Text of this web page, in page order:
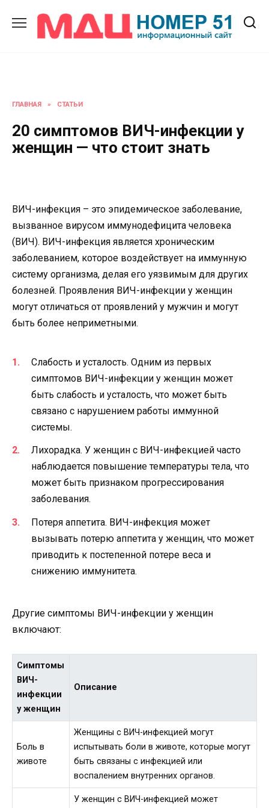
содержанию
ГЛАВНАЯ » СТАТЬИ
20 симптомов ВИЧ-инфекции у
женщин — что стоит знать
ВИЧ-инфекция – это эпидемическое заболевание,
вызванное вирусом иммунодефицита человека
(ВИЧ). ВИЧ-инфекция является хроническим
заболеванием, которое воздействует на иммунную
систему организма, делая его уязвимым для других
болезней. Проявления ВИЧ-инфекции у женщин
могут отличаться от проявлений у мужчин и могут
быть более неприметными.
Слабость и усталость. Одним из первых
симптомов ВИЧ-инфекции у женщин может
быть слабость и усталость, что может быть
связано с нарушением работы иммунной
системы.
Лихорадка. У женщин с ВИЧ-инфекцией часто
наблюдается повышение температуры тела, что
может быть признаком прогрессирования
заболевания.
Потеря аппетита. ВИЧ-инфекция может
вызывать потерю аппетита у женщин, что может
приводить к постепенной потере веса и
снижению иммунитета.
Другие симптомы ВИЧ-инфекции у женщин
включают:
Симптомы
ВИЧ-
инфекции
у женщин
Описание
Боль в
животе
Женщины с ВИЧ-инфекцией могут
испытывать боли в животе, которые могут
быть связаны с инфекцией или
воспалением внутренних органов.
У женщин с ВИЧ-инфекцией может